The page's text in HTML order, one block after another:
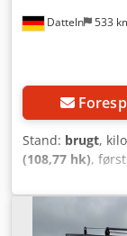
Datteln 533
Stand: brugt,
(108,77 hk),
mekanisk,
6.000 mm